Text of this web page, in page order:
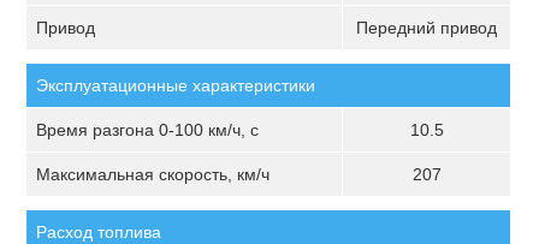
Привод Передний привод
Эксплуатационные характеристики
Время разгона 0-100 км/ч, с 10.5
Максимальная скорость, км/ч 207
Расход топлива